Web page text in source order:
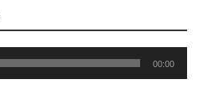
00:00